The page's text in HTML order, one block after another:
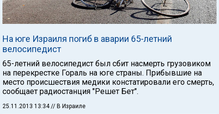
На юге Израиля погиб в аварии 65-летний
велосипедист
65-летний велосипедист был сбит насмерть грузовиком
на перекрестке Гораль на юге страны. Прибывшие на
место происшествия медики констатировали его смерть,
сообщает радиостанция "Решет Бет".
25.11.2013 13:34// В Израиле